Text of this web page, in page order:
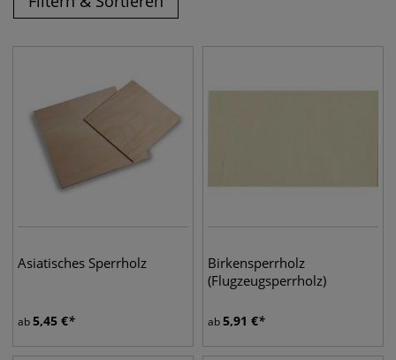
Asiatisches Sperrholz
ab5,45 €
Birkensperrholz
(Flugzeugsperrholz)
ab5,91 €